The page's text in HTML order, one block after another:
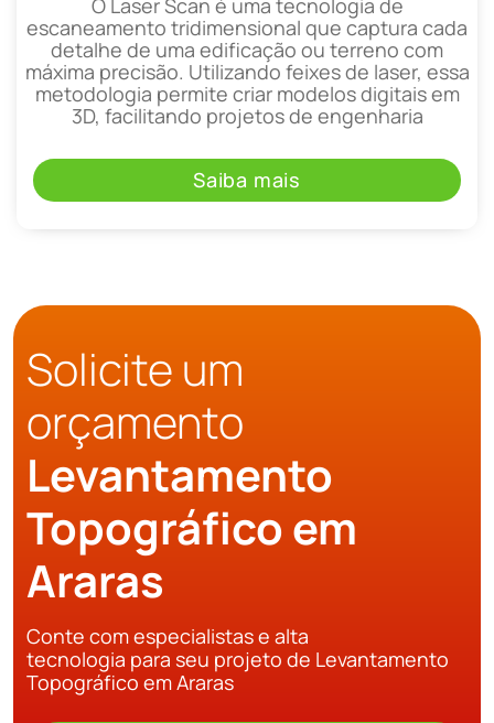
escaneamento tridimensional que captura cada
detalhe de uma edificação ou terreno com
máxima precisão. Utilizando feixes de laser, essa
metodologia permite criar modelos digitais em
3D, facilitando projetos de engenharia
Saiba mais
Solicite um
orçamento
Levantamento
Topográfico em
Araras
Conte com especialistas e alta
tecnologia para seu projeto de Levantamento
Topográfico em Araras